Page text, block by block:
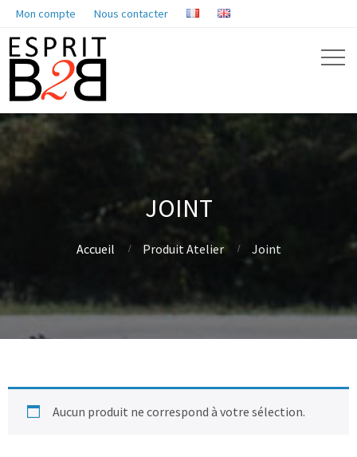
Mon compte Nous contacter
JOINT
Accueil Produit Atelier Joint
Aucun produit ne correspond à votre sélection.